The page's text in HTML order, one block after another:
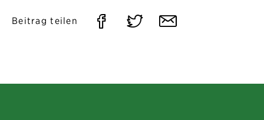
Beitrag teilen
Auf Auf Per